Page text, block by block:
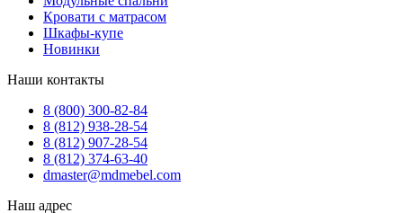
Кровати с матрасом
Шкафы-купе
Новинки
Наши контакты
8 (800) 300-82-84
8 (812) 938-28-54
8 (812) 907-28-54
8 (812) 374-63-40
dmaster@mdmebel.com
Наш адрес